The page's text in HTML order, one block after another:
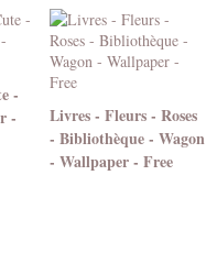
-
-
Livres - Fleurs - Roses
- Bibliothèque - Wagon
- Wallpaper - Free